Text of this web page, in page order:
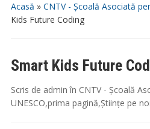
Acasă » CNTV - Școală Asociată
Kids Future Coding
Smart Kids Future
Scris de admin în CNTV - Școală
UNESCO,prima pagină,Științe pe